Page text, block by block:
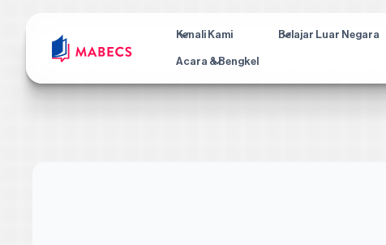
Kenali Kami Belajar Luar Negara
Acara & Bengkel